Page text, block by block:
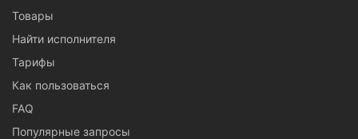
Товары
Найти исполнителя
Тарифы
Как пользоваться
FAQ
Популярные запросы